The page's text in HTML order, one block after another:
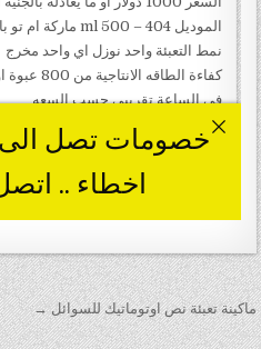
تصفّح المقالات
ماكينة تعبئة نص اوتوماتيك للسوائل →